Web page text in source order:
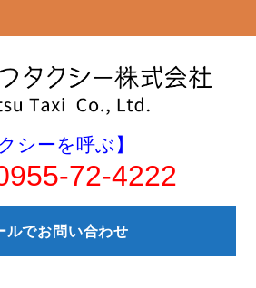
シーを呼ぶ】
72-4222
ルでお問い合わせ